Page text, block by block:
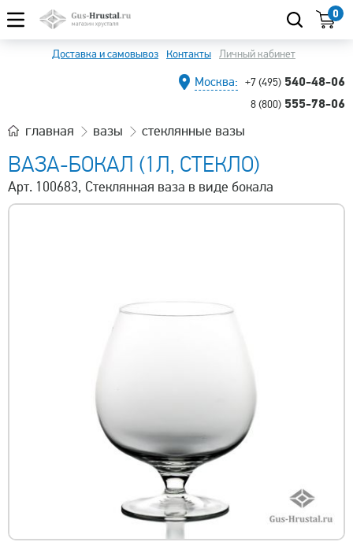
0
Доставка и самовывоз Контакты Личный кабинет
Москва: +7 (495) 540-48-06
8 (800) 555-78-06
главная вазы стеклянные вазы
ВАЗА-БОКАЛ (1Л, СТЕКЛО)
Арт. 100683, Стеклянная ваза в виде бокала